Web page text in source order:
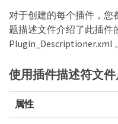
对于创建的每个插件，您
题描述文件介绍了此插件
Plugin_Descriptioner.xml 。
使用插件描述符文
属性